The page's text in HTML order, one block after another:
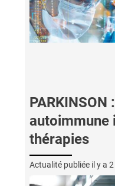
autoimmune
thérapies
Actualité publiée il y a